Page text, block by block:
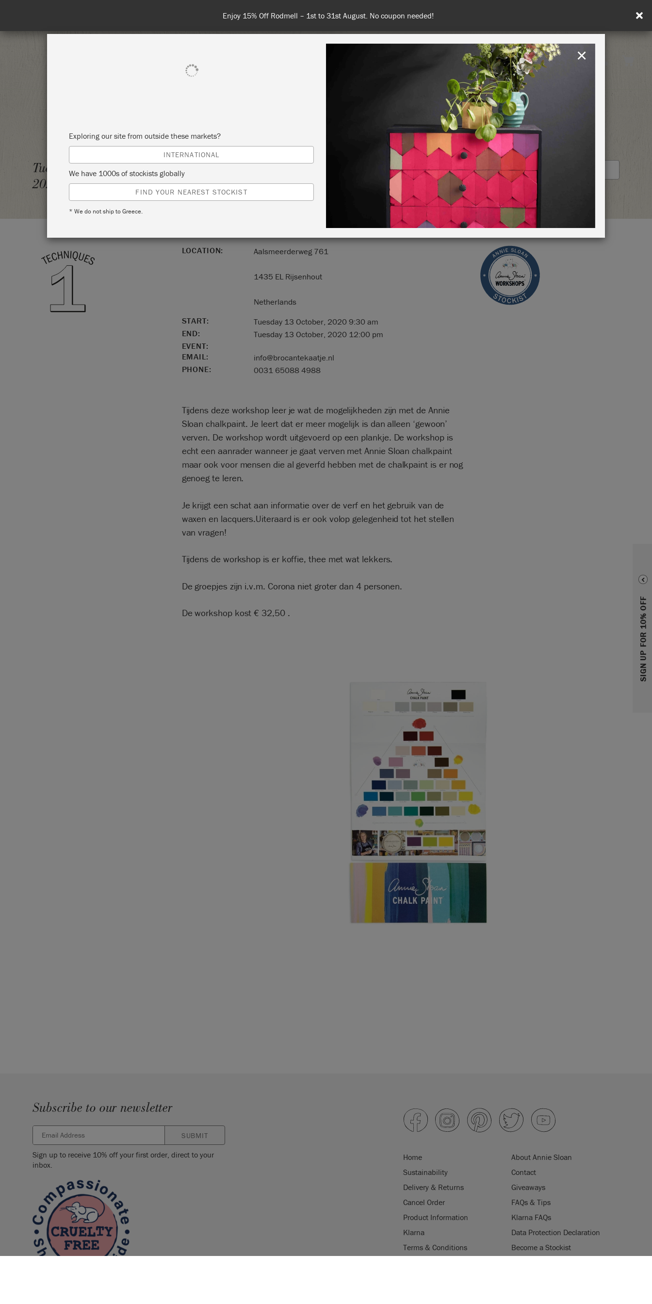
Spend 100€ or more for free shipping (or €75 or more if you're ordering within DE/AT/PL)
Rest of EU
RETREATS
SIGN UP FOR 10% OFF
Tuesday 13 October,
2020
ANNIE SLOAN BASISVERFTECHNIEKEN 1
BROCANTE KAATJE RIJSENHOUT
STOCKIST PROFILE
LOCATION: Aalsmeerderweg 761
1435 EL Rijsenhout
Netherlands
START:
Tuesday 13 October, 2020 9:30 am
END:
Tuesday 13 October, 2020 12:00 pm
EVENT:
EMAIL:
info@brocantekaatje.nl
PHONE:
0031 65088 4988
Tijdens deze workshop leer je wat de mogelijkheden zijn met de Annie
Sloan chalkpaint. Je leert dat er meer mogelijk is dan alleen ‘gewoon’
verven. De workshop wordt uitgevoerd op een plankje. De workshop is
echt een aanrader wanneer je gaat verven met Annie Sloan chalkpaint
maar ook voor mensen die al geverfd hebben met de chalkpaint is er nog
genoeg te leren.
Je krijgt een schat aan informatie over de verf en het gebruik van de
waxen en lacquers.Uiteraard is er ook volop gelegenheid tot het stellen
van vragen!
Tijdens de workshop is er koffie, thee met wat lekkers.
De groepjes zijn i.v.m. Corona niet groter dan 4 personen.
De workshop kost € 32,50 .
Subscribe to our newsletter
SUBMIT
Sign up to receive 10% off your first order, direct to your
inbox.
Home
About Annie Sloan
Sustainability
Contact
Delivery & Returns
Giveaways
Cancel Order
FAQs & Tips
Product Information
Klarna FAQs
Klarna
Data Protection Declaration
Terms & Conditions
Become a Stockist
Exploring our site from outside these markets?
INTERNATIONAL
We have 1000s of stockists globally
FIND YOUR NEAREST STOCKIST
* We do not ship to Greece.
×